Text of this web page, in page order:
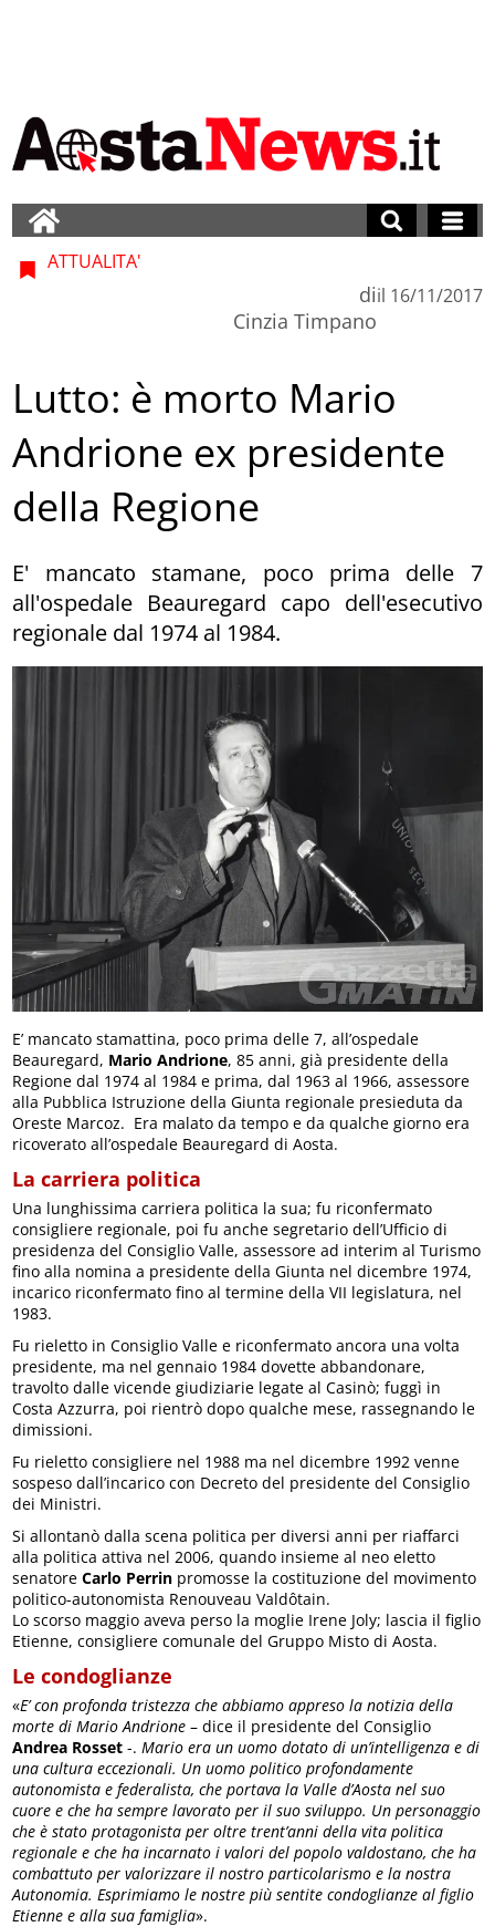
ATTUALITA'
di
Cinzia Timpano
il 16/11/2017
Lutto: è morto Mario
Andrione ex presidente
della Regione
E' mancato stamane, poco prima delle 7
all'ospedale Beauregard capo dell'esecutivo
regionale dal 1974 al 1984.
E’ mancato stamattina, poco prima delle 7, all’ospedale
Beauregard, Mario Andrione, 85 anni, già presidente della
Regione dal 1974 al 1984 e prima, dal 1963 al 1966, assessore
alla Pubblica Istruzione della Giunta regionale presieduta da
Oreste Marcoz. Era malato da tempo e da qualche giorno era
ricoverato all’ospedale Beauregard di Aosta.
La carriera politica
Una lunghissima carriera politica la sua; fu riconfermato
consigliere regionale, poi fu anche segretario dell’Ufficio di
presidenza del Consiglio Valle, assessore ad interim al Turismo
fino alla nomina a presidente della Giunta nel dicembre 1974,
incarico riconfermato fino al termine della VII legislatura, nel
1983.
Fu rieletto in Consiglio Valle e riconfermato ancora una volta
presidente, ma nel gennaio 1984 dovette abbandonare,
travolto dalle vicende giudiziarie legate al Casinò; fuggì in
Costa Azzurra, poi rientrò dopo qualche mese, rassegnando le
dimissioni.
Fu rieletto consigliere nel 1988 ma nel dicembre 1992 venne
sospeso dall’incarico con Decreto del presidente del Consiglio
dei Ministri.
Si allontanò dalla scena politica per diversi anni per riaffarci
alla politica attiva nel 2006, quando insieme al neo eletto
senatoreCarlo Perrin promosse la costituzione del movimento
politico-autonomista Renouveau Valdôtain.
Lo scorso maggio aveva perso la moglie Irene Joly; lascia il figlio
Etienne, consigliere comunale del Gruppo Misto di Aosta.
Le condoglianze
«E’ con profonda tristezza che abbiamo appreso la notizia della
morte di Mario Andrione – dice il presidente del Consiglio
Andrea Rosset -.Mario era un uomo dotato di un’intelligenza e di
una cultura eccezionali. Un uomo politico profondamente
autonomista e federalista, che portava la Valle d’Aosta nel suo
cuore e che ha sempre lavorato per il suo sviluppo. Un personaggio
che è stato protagonista per oltre trent’anni della vita politica
regionale e che ha incarnato i valori del popolo valdostano, che ha
combattuto per valorizzare il nostro particolarismo e la nostra
Autonomia. Esprimiamo le nostre più sentite condoglianze al figlio
Etienne e alla sua famiglia».